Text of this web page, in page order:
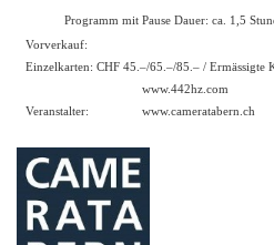
Programm mit Pause Dauer: ca. 1,5
Vorverkauf:
Einzelkarten: CHF 45.–/65.–/85.– / Ermässigte
www.442hz.com
Veranstalter:
www.cameratabern.ch